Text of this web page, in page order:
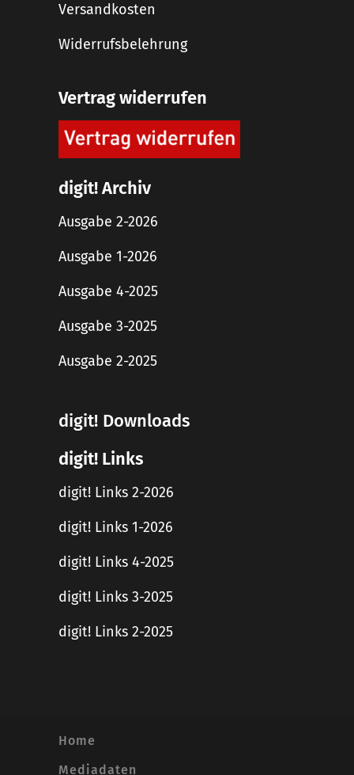
Versandkosten
Widerrufsbelehrung
Vertrag widerrufen
digit! Archiv
Ausgabe 2-2026
Ausgabe 1-2026
Ausgabe 4-2025
Ausgabe 3-2025
Ausgabe 2-2025
digit! Downloads
digit! Links
digit! Links 2-2026
digit! Links 1-2026
digit! Links 4-2025
digit! Links 3-2025
digit! Links 2-2025
Home
Mediadaten